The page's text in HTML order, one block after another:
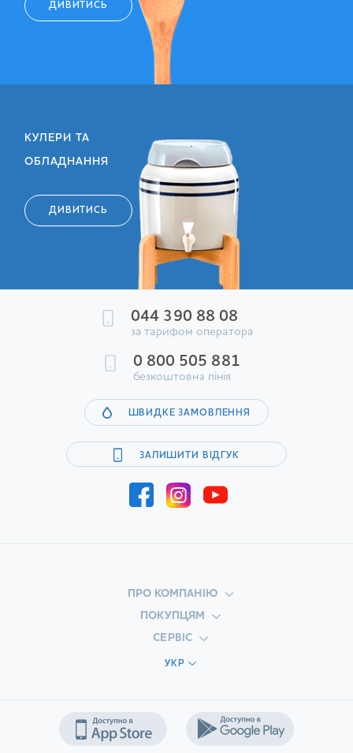
ДИВИТИСЬ
КУЛЕРИ ТА
ОБЛАДНАННЯ
ДИВИТИСЬ
044 390 88 08
за тарифом оператора
0 800 505 881
безкоштовна лінія
ШВИДКЕ ЗАМОВЛЕННЯ
ЗАЛИШИТИ ВІДГУК
ПРО КОМПАНІЮ
ПОКУПЦЯМ
СЕРВІС
УКР